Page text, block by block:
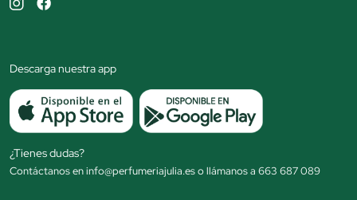
Descarga nuestra app
¿Tienes dudas?
Contáctanos en info@perfumeriajulia.es o llámanos a 663 687 089